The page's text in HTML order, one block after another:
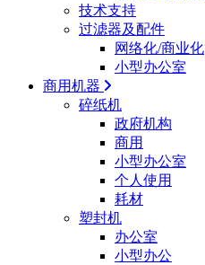
技术支持
过滤器及配件
网络化/商业化
小型办公室
商用机器
碎纸机
政府机构
商用
小型办公室
个人使用
耗材
塑封机
办公室
小型办公